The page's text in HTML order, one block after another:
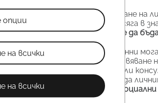
При обработване на
начин да Ви засяга в
5. На кого може да
Личните Ви данни
с цел осъществяване
други услуги или
Не се предвижда
6. Връзка със
опции
на всички
на всички